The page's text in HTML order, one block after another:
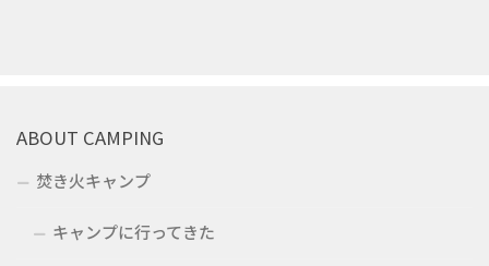
ABOUT CAMPING
焚き火キャンプ
キャンプに行ってきた